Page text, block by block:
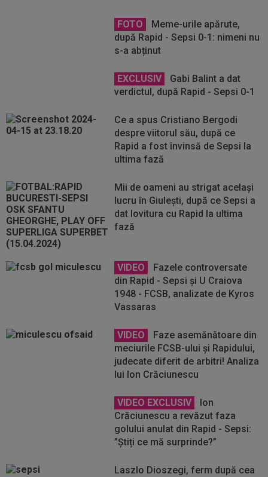
FOTO
Meme-urile apărute,
după Rapid - Sepsi 0-1: nimeni nu
s-a abținut
EXCLUSIV
Gabi Balint a dat
verdictul, după Rapid - Sepsi 0-1
Ce a spus Cristiano Bergodi
despre viitorul său, după ce
Rapid a fost învinsă de Sepsi la
ultima fază
Mii de oameni au strigat același
lucru în Giulești, după ce Sepsi a
dat lovitura cu Rapid la ultima
fază
VIDEO
Fazele controversate
din Rapid - Sepsi și U Craiova
1948 - FCSB, analizate de Kyros
Vassaras
VIDEO
Faze asemănătoare din
meciurile FCSB-ului și Rapidului,
judecate diferit de arbitri! Analiza
lui Ion Crăciunescu
VIDEO EXCLUSIV
Ion
Crăciunescu a revăzut faza
golului anulat din Rapid - Sepsi:
”Știți ce mă surprinde?”
Laszlo Dioszegi, ferm după cea